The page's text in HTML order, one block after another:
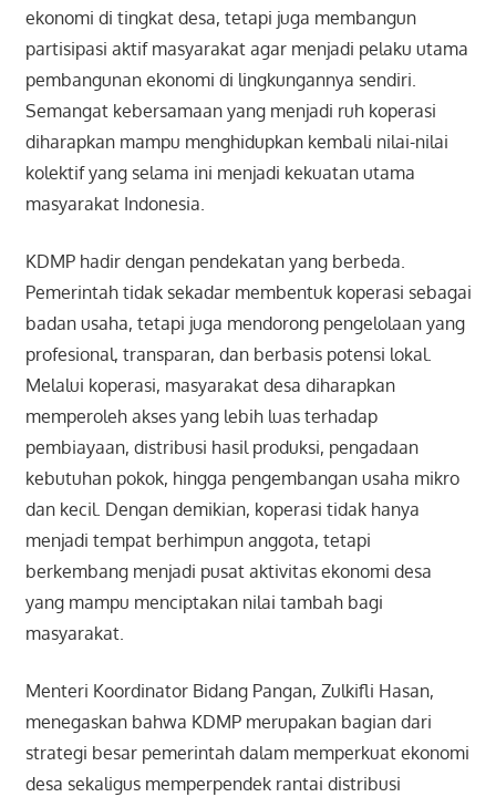
ekonomi di tingkat desa, tetapi juga membangun
partisipasi aktif masyarakat agar menjadi pelaku utama
pembangunan ekonomi di lingkungannya sendiri.
Semangat kebersamaan yang menjadi ruh koperasi
diharapkan mampu menghidupkan kembali nilai-nilai
kolektif yang selama ini menjadi kekuatan utama
masyarakat Indonesia.
KDMP hadir dengan pendekatan yang berbeda.
Pemerintah tidak sekadar membentuk koperasi sebagai
badan usaha, tetapi juga mendorong pengelolaan yang
profesional, transparan, dan berbasis potensi lokal.
Melalui koperasi, masyarakat desa diharapkan
memperoleh akses yang lebih luas terhadap
pembiayaan, distribusi hasil produksi, pengadaan
kebutuhan pokok, hingga pengembangan usaha mikro
dan kecil. Dengan demikian, koperasi tidak hanya
menjadi tempat berhimpun anggota, tetapi
berkembang menjadi pusat aktivitas ekonomi desa
yang mampu menciptakan nilai tambah bagi
masyarakat.
Menteri Koordinator Bidang Pangan, Zulkifli Hasan,
menegaskan bahwa KDMP merupakan bagian dari
strategi besar pemerintah dalam memperkuat ekonomi
desa sekaligus memperpendek rantai distribusi